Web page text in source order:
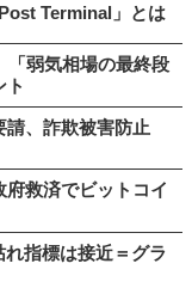
Terminal」とは
「弱気相場の最終段
ト
請、詐欺被害防止
救済でビットコイ
指標は接近＝グラ